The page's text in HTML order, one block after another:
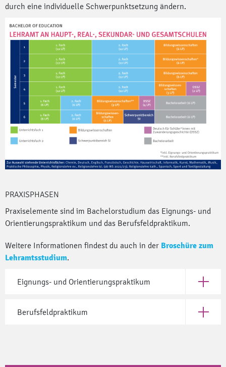
durch eine individuelle Schwerpunktsetzung ändern.
PRAXISPHASEN
Praxiselemente sind im Bachelorstudium das Eignungs- und
Orientierungspraktikum und das Berufsfeldpraktikum.
Weitere Informationen findest du auch in der Broschüre zum
Lehramtsstudium.
Eignungs- und Orientierungspraktikum Öffne
Berufsfeldpraktikum Öffne